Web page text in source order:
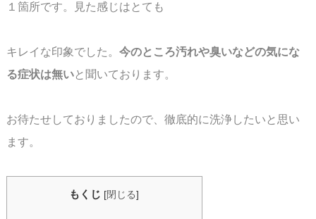
１箇所です。見た感じはとても
キレイな印象でした。 今のところ汚れや臭いなどの気にな
る症状は無いと聞いております。
お待たせしておりましたので、徹底的に洗浄したいと思い
ます。
もくじ [閉じる]